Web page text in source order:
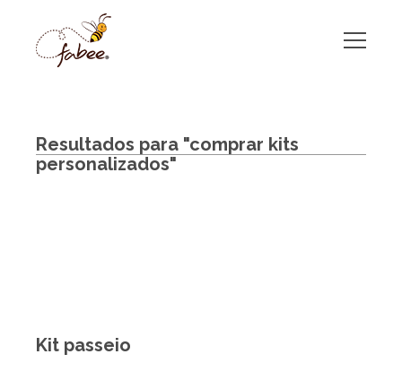
Resultados para "comprar kits
personalizados"
Kit passeio